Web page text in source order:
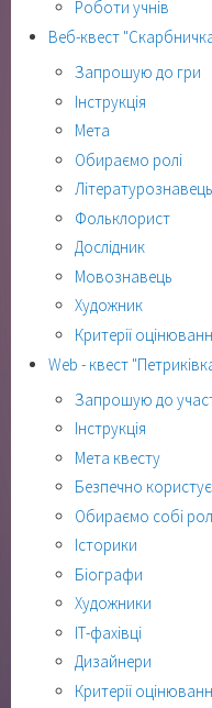
Роботи учнів
Веб-квест
Запрошую до гри
Інструкція
Мета
Обираємо ролі
Літературознавець
Фольклорист
Дослідник
Мовознавець
Художник
Критерії
Web - квест
Запрошую до
Інструкція
Мета квесту
Безпечно
Обираємо собі
Історики
Біографи
Художники
ІТ-фахівці
Дизайнери
Критерії